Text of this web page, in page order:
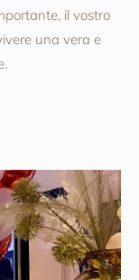
il vostro
una vera e